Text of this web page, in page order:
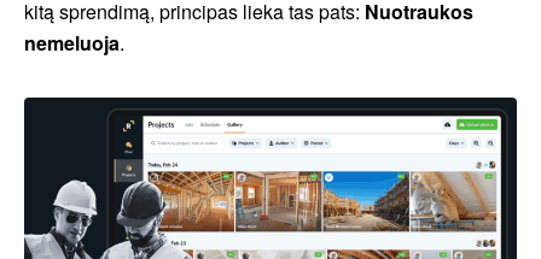
kitą sprendimą, principas lieka tas pats: Nuotraukos
nemeluoja.